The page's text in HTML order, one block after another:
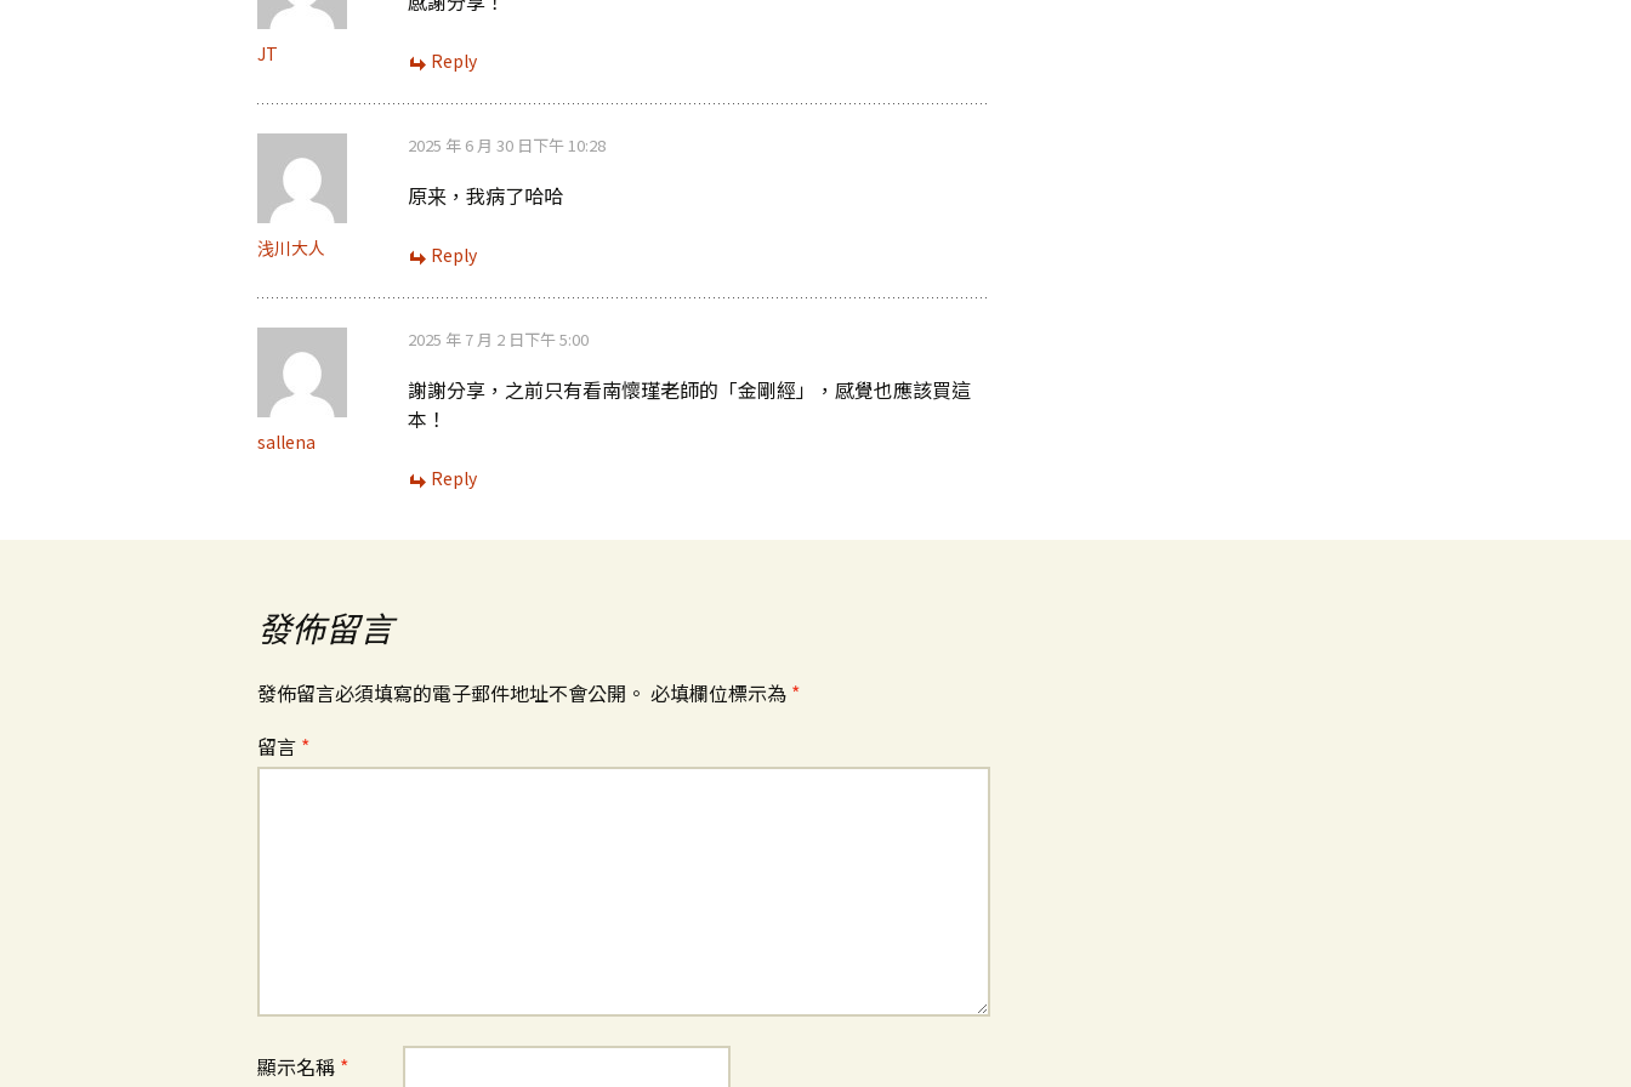
JT Reply
浅川大人
2025 年 6 月 30 日下午 10:28
原来，我病了哈哈
Reply
sallena
2025 年 7 月 2 日下午 5:00
謝謝分享，之前只有看南懷瑾老師的「金剛經」，感覺也應該買這
本！
Reply
發佈留言
發佈留言必須填寫的電子郵件地址不會公開。 必填欄位標示為 *
留言 *
顯示名稱 *